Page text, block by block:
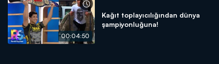
00:04:50
Kağıt toplayıcılığından dünya
şampiyonluğuna!